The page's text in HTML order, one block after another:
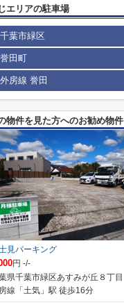
エリアの駐車場
千葉市緑区
誉田町
外房線 誉田
物件を見た方へのお勧め物件
見パーキング
円 -/-
県千葉市緑区あすみが丘８丁目
線「土気」駅 徒歩16分